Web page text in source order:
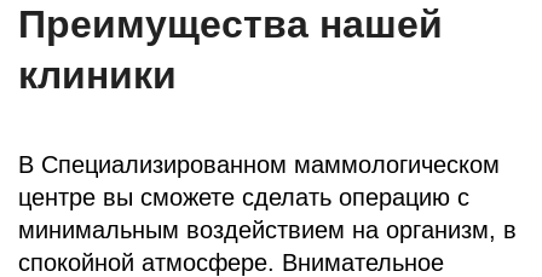
Преимущества нашей
клиники
В Специализированном маммологическом
центре вы сможете сделать операцию с
минимальным воздействием на организм, в
спокойной атмосфере. Внимательное